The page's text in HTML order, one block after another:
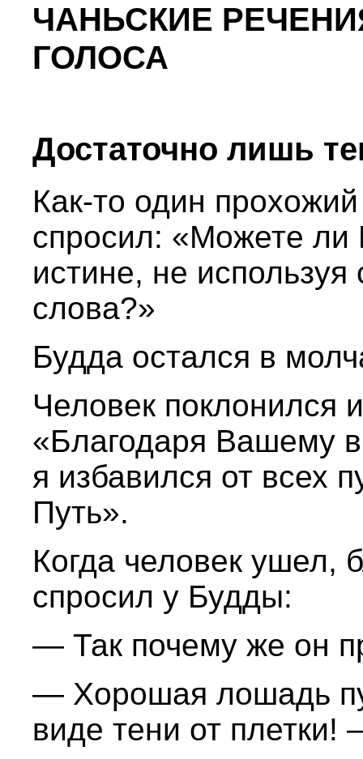
ЧАНЬСКИЕ
ГОЛОСА
Достаточно лишь
Как-то один
спросил: «Можете
истине, не
слова?»
Будда остался в
Человек поклонился
«Благодаря Вашему
я избавился от всех
Путь».
Когда человек ушел,
спросил у Будды:
— Так почему же он
— Хорошая лошадь
виде тени от плетки!